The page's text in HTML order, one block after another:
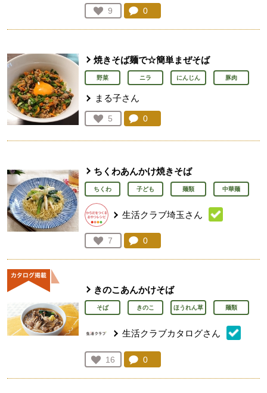
お気に入り登録：
9
人が登録
コメント：
0
焼きそば麺で☆簡単まぜそば
野菜 ニラ にんじん 豚肉
まる子さん
お気に入り登録：
5
人が登録
コメント：
0
ちくわあんかけ焼きそば
ちくわ 子ども 麺類 中華麺
生活クラブ埼玉さん
お気に入り登録：
7
人が登録
コメント：
0
きのこあんかけそば
そば きのこ ほうれん草 麺類
生活クラブカタログさん
お気に入り登録：
16
人が登録
コメント：
0